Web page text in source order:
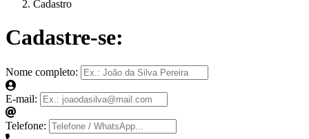
Cadastro
Cadastre-se:
Nome completo:
E-mail:
Telefone: